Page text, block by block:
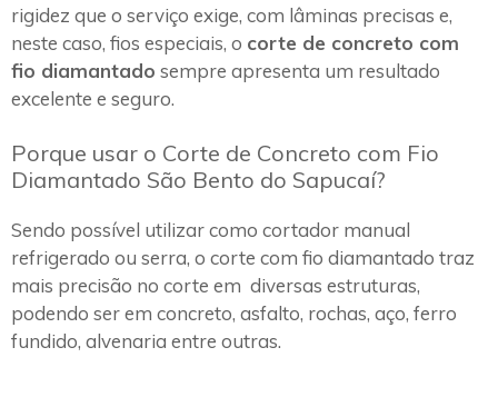
rigidez que o serviço exige, com lâminas precisas e,
neste caso, fios especiais, o corte de concreto com
fio diamantado sempre apresenta um resultado
excelente e seguro.
Porque usar o Corte de Concreto com Fio
Diamantado São Bento do Sapucaí?
Sendo possível utilizar como cortador manual
refrigerado ou serra, o corte com fio diamantado traz
mais precisão no corte em diversas estruturas,
podendo ser em concreto, asfalto, rochas, aço, ferro
fundido, alvenaria entre outras.